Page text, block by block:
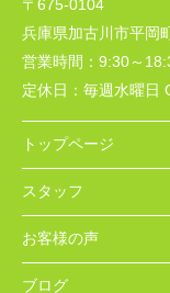
〒675-0104
兵庫県加古川市平岡
営業時間： 9:30～
定休日： 毎週水曜日
トップページ
スタッフ
お客様の声
ブログ